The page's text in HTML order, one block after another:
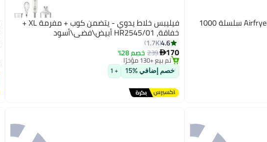
فيليبس خلاط يدوي - يتضمن كوب + مفرمة XL +
خفاقة، HR2545/01 أبيض\فضي\أسود
4.6
1.7K
170
239خصم 28%
#3 في الخلاطات اليدوية
توصيل مجاني
تم بيع +130 مؤخرًا
#3 في الخلاطات اليدوية
خصم إضافي %15 + 1